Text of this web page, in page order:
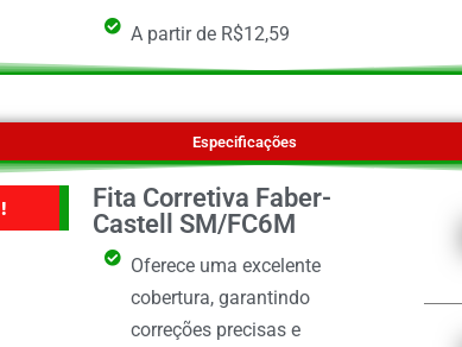
A partir de R$12,59
Especificações
Fita Corretiva Faber-
Castell SM/FC6M
Oferece uma excelente
cobertura, garantindo
correções precisas e